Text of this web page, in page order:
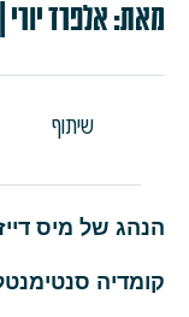
מאת: אלפרד יורי
שיתוף
הנהג של מיס
קומדיה